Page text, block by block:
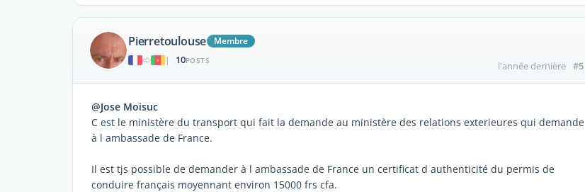
Pierretoulouse
Membre
|
10POSTS l'année dernière #5
@Jose Moisuc
C est le ministère du transport qui fait la demande au ministère des relations exterieures qui demande
à l ambassade de France.
Il est tjs possible de demander à l ambassade de France un certificat d authenticité du permis de
conduire français moyennant environ 15000 frs cfa.